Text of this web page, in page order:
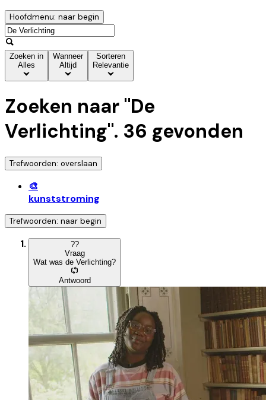
Hoofdmenu: naar begin
Zoeken in
Alles
Wanneer
Altijd
Sorteren
Relevantie
Zoeken naar "De
Verlichting". 36 gevonden
Trefwoorden: overslaan
🎨
kunststroming
Trefwoorden: naar begin
??
Vraag
Wat was de Verlichting?
Antwoord